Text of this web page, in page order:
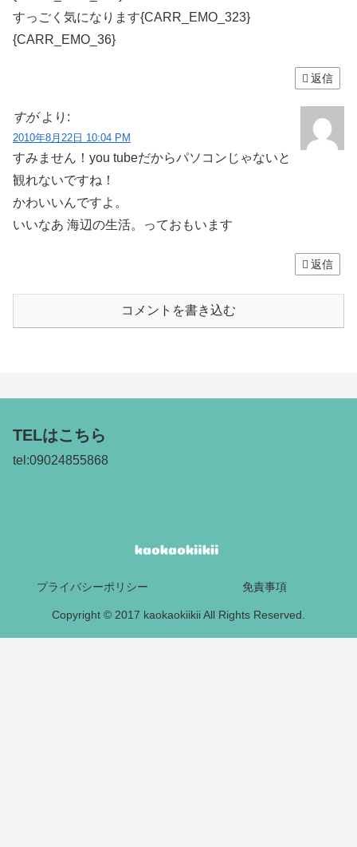
すっごく気になります{CARR_EMO_323}
{CARR_EMO_36}
返信
すが より:
2010年8月22日 10:04 PM
すみません！you tubeだからパソコンじゃないと
観れないですね！
かわいいんですよ。
いいなあ 海辺の生活。っておもいます
返信
コメントを書き込む
TELはこちら
tel:09024855868
プライバシーポリシー 免責事項
Copyright © 2017 kaokaokiikii All Rights Reserved.